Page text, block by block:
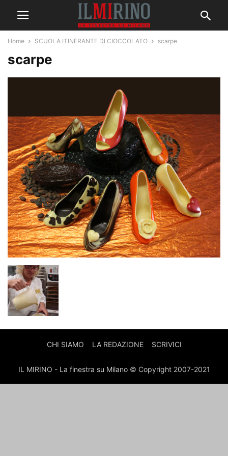
Home SCUOLA ITINERANTE DI CIOCCOLATO scarpe
scarpe
CHI SIAMO LA REDAZIONE SCRIVICI
IL MIRINO - La finestra su Milano © Copyright 2007-2021